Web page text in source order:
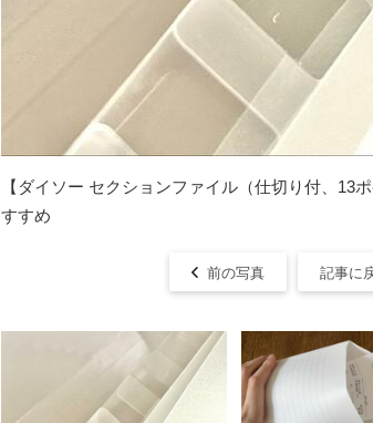
【ダイソー セクションファイル（仕切り付、13
すすめ
前の写真 記事に